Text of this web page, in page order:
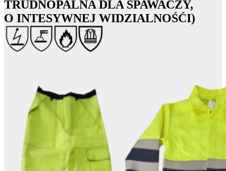
TRUDNOPALNA DLA SPAWACZY,
O INTESYWNEJ WIDZIALNOŚĆI)